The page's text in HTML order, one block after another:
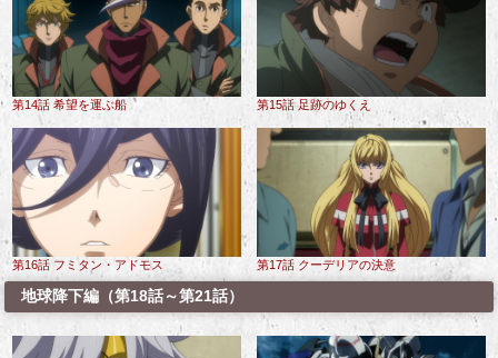
第14話 希望を運ぶ船 第15話 足跡のゆくえ
第16話 フミタン・アドモス 第17話 クーデリアの決意
地球降下編（第18話～第21話）